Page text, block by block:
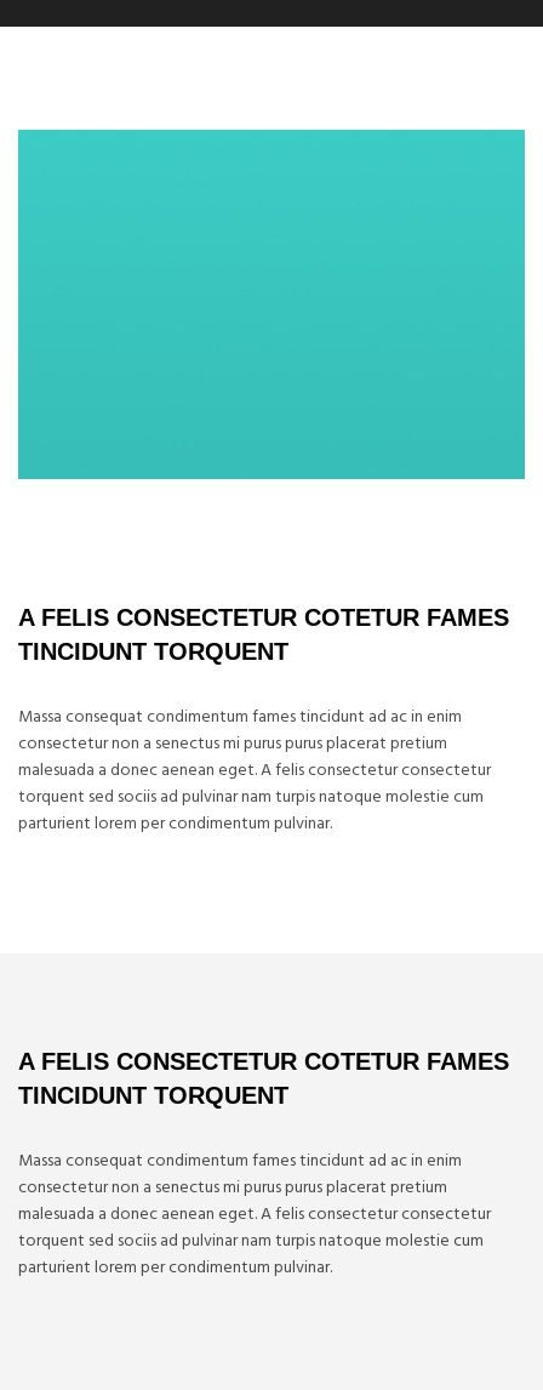
A FELIS CONSECTETUR COTETUR FAMES
TINCIDUNT TORQUENT
Massa consequat condimentum fames tincidunt ad ac in enim
consectetur non a senectus mi purus purus placerat pretium
malesuada a donec aenean eget. A felis consectetur consectetur
torquent sed sociis ad pulvinar nam turpis natoque molestie cum
parturient lorem per condimentum pulvinar.
A FELIS CONSECTETUR COTETUR FAMES
TINCIDUNT TORQUENT
Massa consequat condimentum fames tincidunt ad ac in enim
consectetur non a senectus mi purus purus placerat pretium
malesuada a donec aenean eget. A felis consectetur consectetur
torquent sed sociis ad pulvinar nam turpis natoque molestie cum
parturient lorem per condimentum pulvinar.